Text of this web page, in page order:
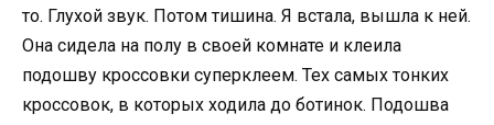
то. Глухой звук. Потом тишина. Я встала, вышла к ней.
Она сидела на полу в своей комнате и клеила
подошву кроссовки суперклеем. Тех самых тонких
кроссовок, в которых ходила до ботинок. Подошва